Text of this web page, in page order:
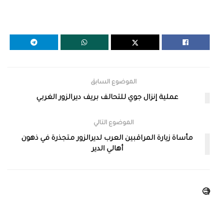
الموضوع السابق
عملية إنزال جوي للتحالف بريف ديرالزور الغربي
الموضوع التالي
مأساة زيارة المراقبين العرب لديرالزور متجذرة في ذهون
أهالي الدير
🧐